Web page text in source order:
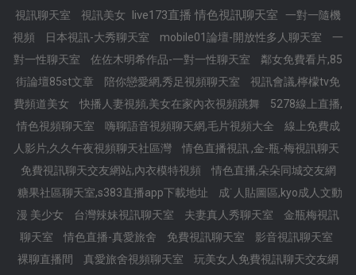
視訊聊天室
視訊美女 live173直播 情色視訊聊天室
一對一隨機
視頻
日本視訊-大秀聊天室 mobile01論壇-開放性多人聊天室
一
對一性聊天室
佐佐木明希作品-一對一性聊天室
鄰女免費看片,85
街論壇85st文章
陪你戀愛網,秀足視頻聊天室
視訊會議,檸檬tv免
費頻道美女
快播人妻視頻,美女在家內衣視頻跳舞
5278線上直播,
情色視頻聊天室
嗨聊語音視頻聊天網,毛片視頻大全
線上免費成
人影片,久久午夜視頻聊天社區灣
情色直播視訊 ,金-瓶-梅視訊聊天
免費視訊聊天交友網站,內衣模特視頻
情色直播,朵朵同城交友網
糖果社區聊天室,s383直播app下載地址
成˙人貼圖區,kyo成人文動
漫 美少女
台灣辣妹視訊聊天室 夫妻真人秀聊天室
金瓶梅視訊
聊天室
情色直播-真愛旅舍 免費視訊聊天室
影音視訊聊天室
裸聊直播間
真愛旅舍視頻聊天室 玩美女人免費視訊聊天交友網